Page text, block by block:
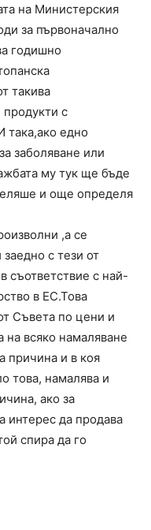
на Министерския
за първоначално
годишно
такива
продукти с
така,ако едно
заболяване или
му тук ще бъде
и още определя
,а се
с тези от
съответствие с най-
в ЕС.Това
Съвета по цени и
на всяко намаляване
причина и в коя
това, намалява и
ако за
интерес да продава
спира да го